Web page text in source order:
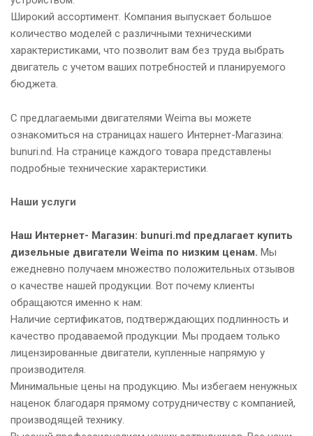
Широкий ассортимент. Компания выпускает большое
количество моделей с различными техническими
характеристиками, что позволит вам без труда выбрать
двигатель с учетом ваших потребностей и планируемого
бюджета.
С предлагаемыми двигателями Weima вы можете
ознакомиться на страницах нашего Интернет-Магазина:
bunuri.nd. На странице каждого товара представлены
подробные технические характеристики.
Наши услуги
Наш Интернет- Магазин: bunuri.md предлагает купить
дизельные двигатели Weima по низким ценам. Мы
ежедневно получаем множество положительных отзывов
о качестве нашей продукции. Вот почему клиенты
обращаются именно к нам:
Наличие сертификатов, подтверждающих подлинность и
качество продаваемой продукции. Мы продаем только
лицензированные двигатели, купленные напрямую у
производителя.
Минимальные цены на продукцию. Мы избегаем ненужных
наценок благодаря прямому сотрудничеству с компанией,
производящей технику.